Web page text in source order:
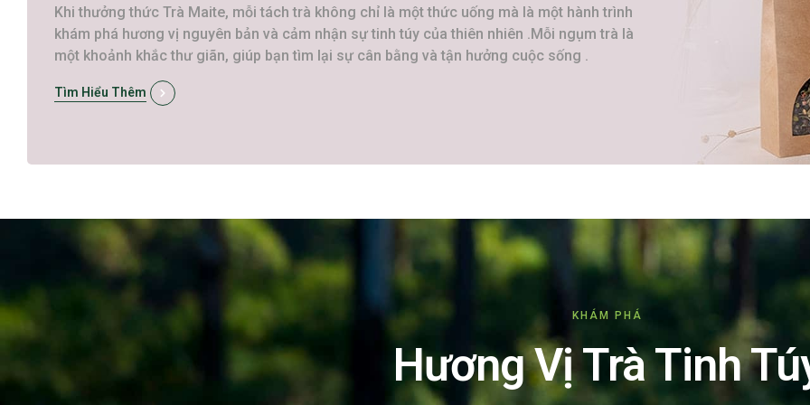
Khi thưởng thức Trà Maite, mỗi tách trà không chỉ là một thức uống mà là một hành trình
khám phá hương vị nguyên bản và cảm nhận sự tinh túy của thiên nhiên .Mỗi ngụm trà là
một khoảnh khắc thư giãn, giúp bạn tìm lại sự cân bằng và tận hưởng cuộc sống .
Tìm Hiểu Thêm
KHÁM PHÁ
Hương Vị Trà Tinh